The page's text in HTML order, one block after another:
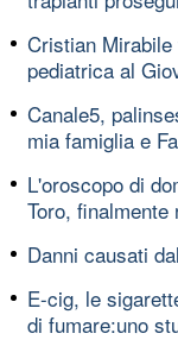
Cristian
pediatrica al
Canale5,
mia famiglia e
L'oroscopo di
Toro,
Danni causati
E-cig, le
di fumare:uno